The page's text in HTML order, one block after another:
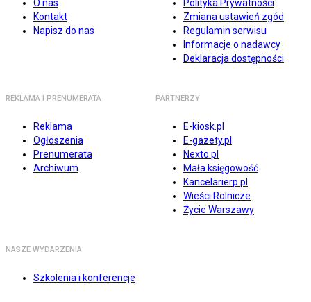
O nas
Kontakt
Napisz do nas
Polityka Prywatności
Zmiana ustawień zgód
Regulamin serwisu
Informacje o nadawcy
Deklaracja dostępności
REKLAMA I PRENUMERATA
Reklama
Ogłoszenia
Prenumerata
Archiwum
PARTNERZY
E-kiosk.pl
E-gazety.pl
Nexto.pl
Mała księgowość
Kancelarierp.pl
Wieści Rolnicze
Życie Warszawy
NASZE WYDARZENIA
Szkolenia i konferencje